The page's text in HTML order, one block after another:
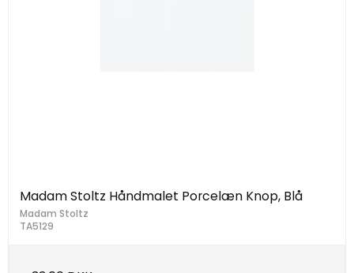
Madam Stoltz Håndmalet Porcelæn Knop, Blå
Madam Stoltz
TA5129